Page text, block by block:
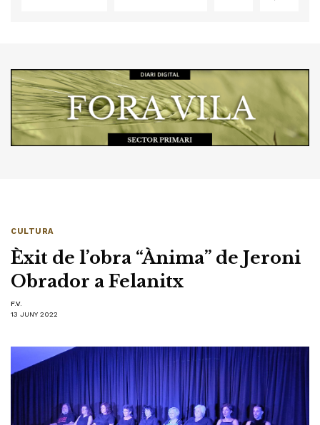
CULTURA
Èxit de l’obra “Ànima” de Jeroni
Obrador a Felanitx
F.V.
13 JUNY 2022